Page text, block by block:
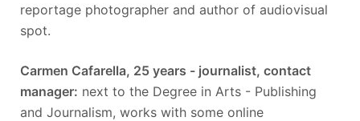
reportage photographer and author of audiovisual
spot.
Carmen Cafarella, 25 years - journalist, contact
manager: next to the Degree in Arts - Publishing
and Journalism, works with some online